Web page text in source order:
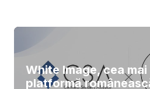
White Image, cea
platformă